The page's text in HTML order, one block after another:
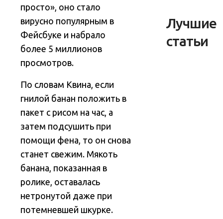
просто», оно стало
вирусно популярным в
Фейсбуке и набрало
более 5 миллионов
просмотров.
По словам Квина, если
гнилой банан положить в
пакет с рисом на час, а
затем подсушить при
помощи фена, то он снова
станет свежим. Мякоть
банана, показанная в
ролике, оставалась
нетронутой даже при
потемневшей шкурке.
Лучшие
статьи